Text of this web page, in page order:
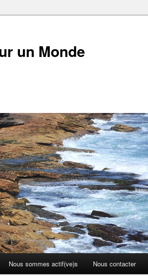
un Monde
Nous sommes actif(ve)s Nous contacter